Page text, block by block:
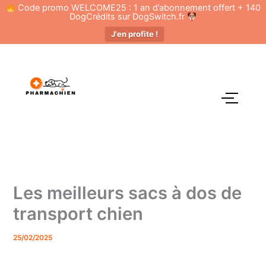
Code promo WELCOME25 : 1 an d’abonnement offert + 140
DogCrédits sur DogSwitch.fr
J'en profite !
Skip
Les meilleurs sacs à dos de
transport chien
25/02/2025